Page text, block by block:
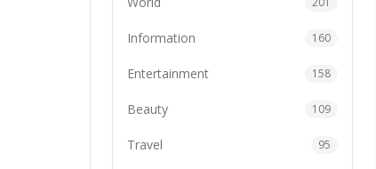
Information 160
Entertainment 158
Beauty 109
Travel 95